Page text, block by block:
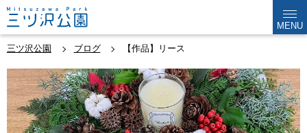
MENU
三ツ沢公園 ブログ 【作品】リース